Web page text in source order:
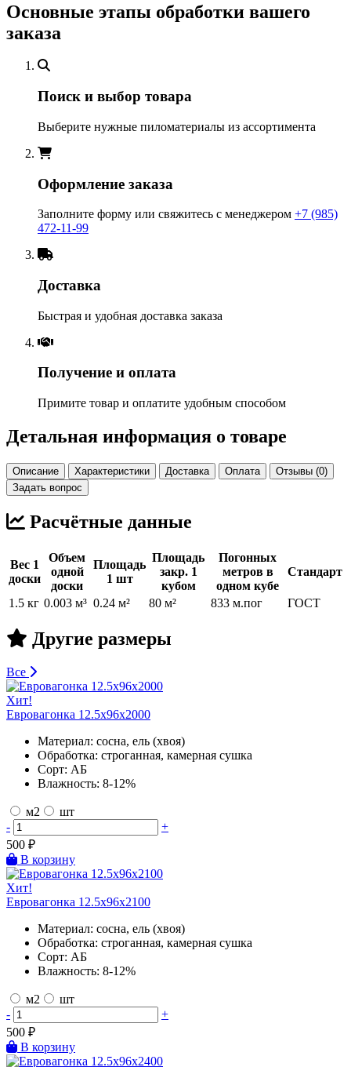
Основные этапы обработки вашего
заказа
Поиск и выбор товара
Выберите нужные пиломатериалы из ассортимента
Оформление заказа
Заполните форму или свяжитесь с менеджером +7 (985)
472-11-99
Доставка
Быстрая и удобная доставка заказа
Получение и оплата
Примите товар и оплатите удобным способом
Детальная информация о товаре
Описание Характеристики Доставка Оплата
Отзывы (0)
Задать вопрос
Расчётные данные
Вес 1
доски
Объем
одной
доски
Площадь
1 шт
Площадь
закр. 1
кубом
Погонных
метров в
одном кубе
Стандарт
1.5 кг 0.003 м³ 0.24 м² 80 м² 833 м.пог ГОСТ
Другие размеры
Все
Хит!
Евровагонка 12.5х96х2000
Материал: сосна, ель (хвоя)
Обработка: строганная, камерная сушка
Сорт: АБ
Влажность: 8-12%
м2
шт
-
+
500 ₽
В корзину
Хит!
Евровагонка 12.5х96х2100
Материал: сосна, ель (хвоя)
Обработка: строганная, камерная сушка
Сорт: АБ
Влажность: 8-12%
м2
шт
-
+
500 ₽
В корзину